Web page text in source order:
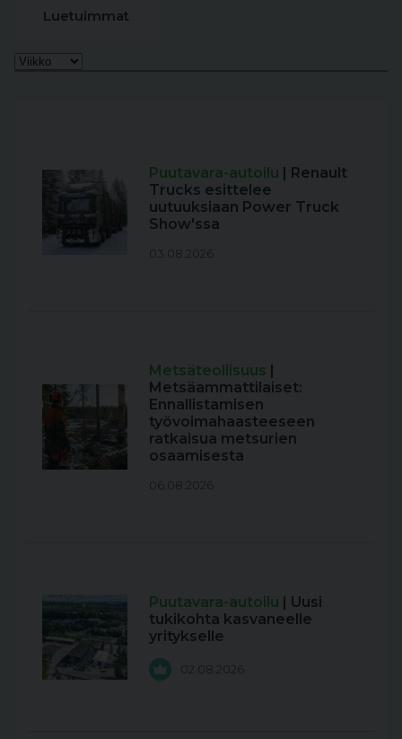
Luetuimmat
Puutavara-autoilu | Renault
Trucks esittelee
uutuuksiaan Power Truck
Show'ssa
03.08.2026
Metsäteollisuus |
Metsäammattilaiset:
Ennallistamisen
työvoimahaasteeseen
ratkaisua metsurien
osaamisesta
06.08.2026
Puutavara-autoilu | Uusi
tukikohta kasvaneelle
yritykselle
02.08.2026